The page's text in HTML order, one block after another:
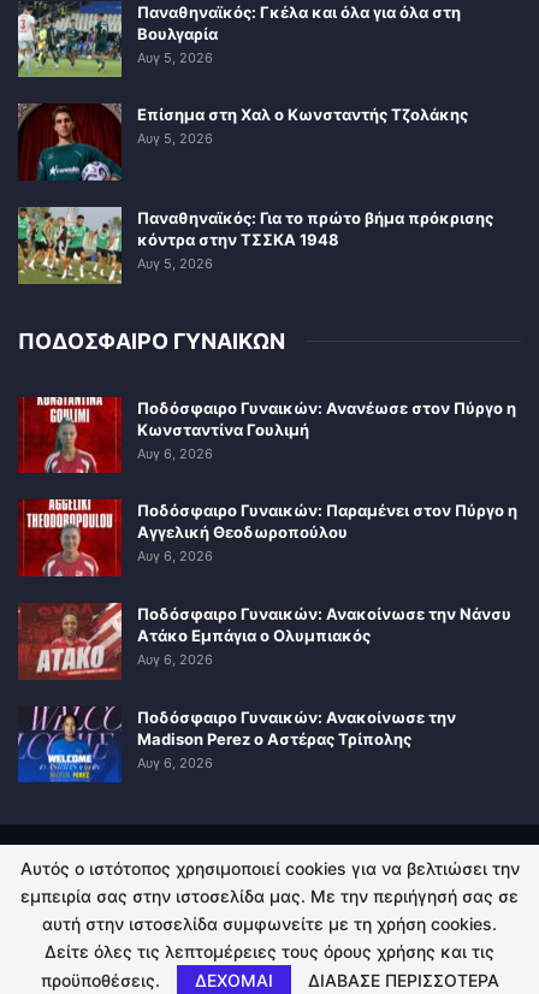
Παναθηναϊκός: Γκέλα και όλα για όλα στη
Βουλγαρία
Αυγ 5, 2026
Επίσημα στη Χαλ ο Κωνσταντής Τζολάκης
Αυγ 5, 2026
Παναθηναϊκός: Για το πρώτο βήμα πρόκρισης
κόντρα στην ΤΣΣΚΑ 1948
Αυγ 5, 2026
ΠΟΔΟΣΦΑΙΡΟ ΓΥΝΑΙΚΩΝ
Ποδόσφαιρο Γυναικών: Ανανέωσε στον Πύργο η
Κωνσταντίνα Γουλιμή
Αυγ 6, 2026
Ποδόσφαιρο Γυναικών: Παραμένει στον Πύργο η
Αγγελική Θεοδωροπούλου
Αυγ 6, 2026
Ποδόσφαιρο Γυναικών: Ανακοίνωσε την Νάνσυ
Ατάκο Εμπάγια ο Ολυμπιακός
Αυγ 6, 2026
Ποδόσφαιρο Γυναικών: Ανακοίνωσε την
Madison Perez ο Αστέρας Τρίπολης
Αυγ 6, 2026
ΠΟΛΙΤΙΚΗ ΑΠΟΡΡΗΤΟΥ ΕΠΙΚΟΙΝΩΝΙΑ
© 2026 - Kingsport.gr. All Rights Reserved.
Αυτός ο ιστότοπος χρησιμοποιεί cookies για να βελτιώσει την
εμπειρία σας στην ιστοσελίδα μας. Με την περιήγησή σας σε
αυτή στην ιστοσελίδα συμφωνείτε με τη χρήση cookies.
Δείτε όλες τις λεπτομέρειες τους όρους χρήσης και τις
προϋποθέσεις.
ΔΕΧΟΜΑΙ ΔΙΑΒΑΣΕ ΠΕΡΙΣΣΟΤΕΡΑ